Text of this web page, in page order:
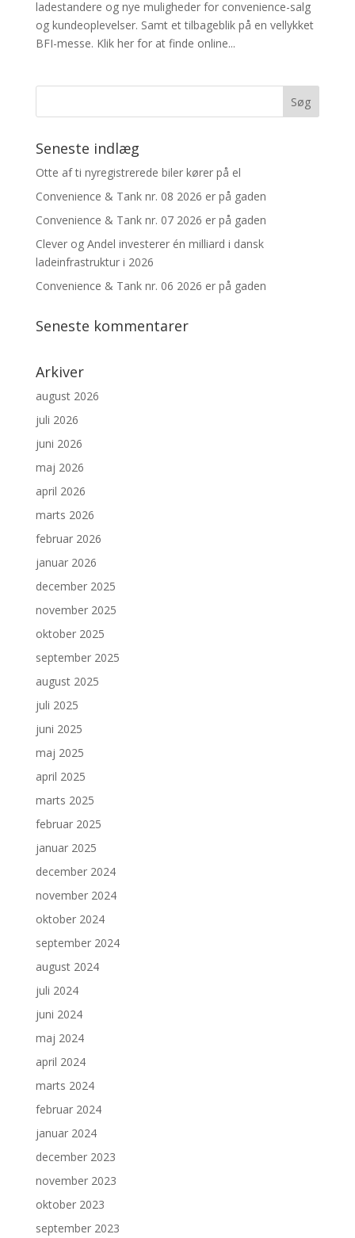
ladestandere og nye muligheder for convenience-salg
og kundeoplevelser. Samt et tilbageblik på en vellykket
BFI-messe. Klik her for at finde online...
Seneste indlæg
Otte af ti nyregistrerede biler kører på el
Convenience & Tank nr. 08 2026 er på gaden
Convenience & Tank nr. 07 2026 er på gaden
Clever og Andel investerer én milliard i dansk
ladeinfrastruktur i 2026
Convenience & Tank nr. 06 2026 er på gaden
Seneste kommentarer
Arkiver
august 2026
juli 2026
juni 2026
maj 2026
april 2026
marts 2026
februar 2026
januar 2026
december 2025
november 2025
oktober 2025
september 2025
august 2025
juli 2025
juni 2025
maj 2025
april 2025
marts 2025
februar 2025
januar 2025
december 2024
november 2024
oktober 2024
september 2024
august 2024
juli 2024
juni 2024
maj 2024
april 2024
marts 2024
februar 2024
januar 2024
december 2023
november 2023
oktober 2023
september 2023